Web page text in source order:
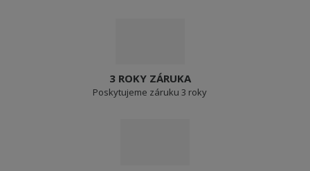
3 ROKY ZÁRUKA
Poskytujeme záruku 3 roky